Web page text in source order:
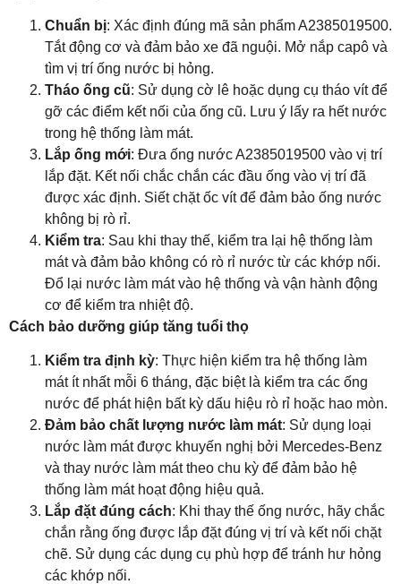
Chuẩn bị: Xác định đúng mã sản phẩm A2385019500.
Tắt động cơ và đảm bảo xe đã nguội. Mở nắp capô và
tìm vị trí ống nước bị hỏng.
Tháo ống cũ: Sử dụng cờ lê hoặc dụng cụ tháo vít để
gỡ các điểm kết nối của ống cũ. Lưu ý lấy ra hết nước
trong hệ thống làm mát.
Lắp ống mới: Đưa ống nước A2385019500 vào vị trí
lắp đặt. Kết nối chắc chắn các đầu ống vào vị trí đã
được xác định. Siết chặt ốc vít để đảm bảo ống nước
không bị rò rỉ.
Kiểm tra: Sau khi thay thế, kiểm tra lại hệ thống làm
mát và đảm bảo không có rò rỉ nước từ các khớp nối.
Đổ lại nước làm mát vào hệ thống và vận hành động
cơ để kiểm tra nhiệt độ.
Cách bảo dưỡng giúp tăng tuổi thọ
Kiểm tra định kỳ: Thực hiện kiểm tra hệ thống làm
mát ít nhất mỗi 6 tháng, đặc biệt là kiểm tra các ống
nước để phát hiện bất kỳ dấu hiệu rò rỉ hoặc hao mòn.
Đảm bảo chất lượng nước làm mát: Sử dụng loại
nước làm mát được khuyến nghị bởi Mercedes-Benz
và thay nước làm mát theo chu kỳ để đảm bảo hệ
thống làm mát hoạt động hiệu quả.
Lắp đặt đúng cách: Khi thay thế ống nước, hãy chắc
chắn rằng ống được lắp đặt đúng vị trí và kết nối chặt
chẽ. Sử dụng các dụng cụ phù hợp để tránh hư hỏng
các khớp nối.